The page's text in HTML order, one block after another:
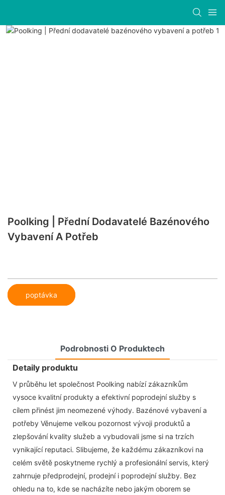
Poolking | Přední Dodavatelé Bazénového
Vybavení A Potřeb
poptávka
Podrobnosti O Produktech
Detaily produktu
V průběhu let společnost Poolking nabízí zákazníkům
vysoce kvalitní produkty a efektivní poprodejní služby s
cílem přinést jim neomezené výhody. Bazénové vybavení a
potřeby Věnujeme velkou pozornost vývoji produktů a
zlepšování kvality služeb a vybudovali jsme si na trzích
vynikající reputaci. Slibujeme, že každému zákazníkovi na
celém světě poskytneme rychlý a profesionální servis, který
zahrnuje předprodejní, prodejní i poprodejní služby. Bez
ohledu na to, kde se nacházíte nebo jakým oborem se